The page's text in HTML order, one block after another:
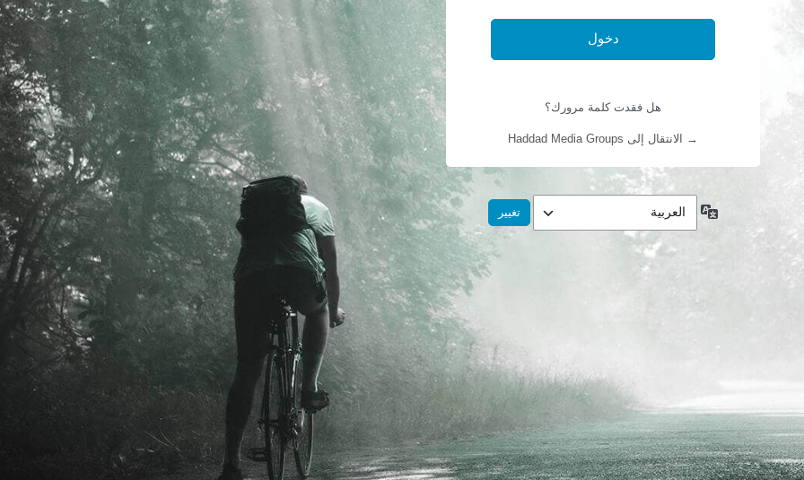
هل فقدت كلمة مرورك؟
→ الانتقال إلى Haddad Media Groups